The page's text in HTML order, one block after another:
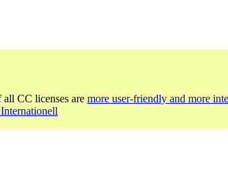
CC licenses are more user-friendly and more